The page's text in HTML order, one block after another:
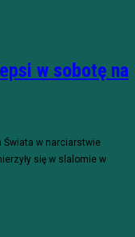
w sobotę na
Świata w narciarstwie
się w slalomie w